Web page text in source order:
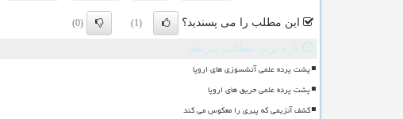
این مطلب را می پسندید؟ (1)
(0)
تازه ترین مطالب مرتبط
پشت پرده علمی آتشسوزی های اروپا
پشت پرده علمی حریق های اروپا
کشف آنزیمی که پیری را معکوس می کند